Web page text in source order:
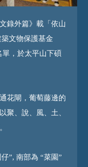
錄外篇》載「依山
文物保護基金
，於太平山下碩
花閘，葡萄藤邊的
聚、說、風、土、
”, 南部為 “菜園”